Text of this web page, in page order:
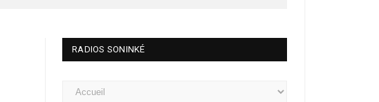
RADIOS SONINKÉ